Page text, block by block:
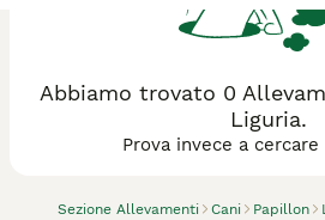
Sezione Allevamenti Cani Papillon
Abbiamo trovato 0
Liguria.
Prova invece a